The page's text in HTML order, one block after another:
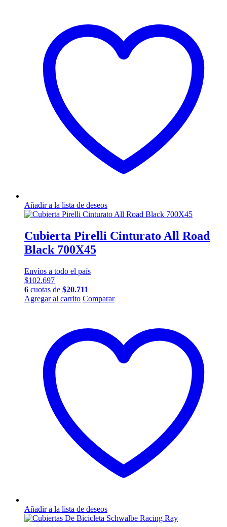
Añadir a la lista de deseos
Cubierta Pirelli Cinturato All Road
Black 700X45
Envíos a todo el país
$102.697
6 cuotas de $20.711
Agregar al carrito Comparar
Añadir a la lista de deseos